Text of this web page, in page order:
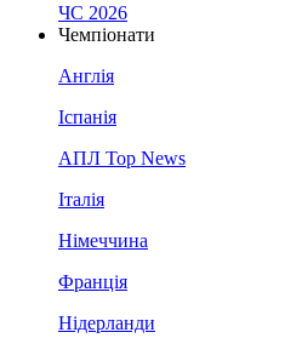
ЧС 2026
Чемпіонати
Англія
Іспанія
АПЛ Top News
Італія
Німеччина
Франція
Нідерланди